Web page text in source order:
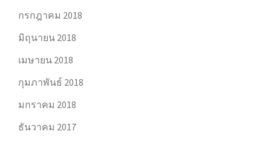
กรกฎาคม 2018
มิถุนายน 2018
เมษายน 2018
กุมภาพันธ์ 2018
มกราคม 2018
ธันวาคม 2017